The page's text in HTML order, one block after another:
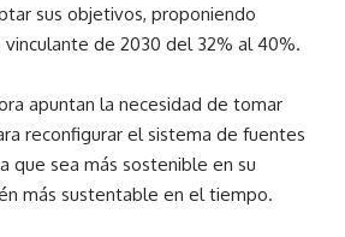
sus objetivos, proponiendo
de 2030 del 32% al 40%.
apuntan la necesidad de tomar
reconfigurar el sistema de fuentes
que sea más sostenible en su
más sustentable en el tiempo.